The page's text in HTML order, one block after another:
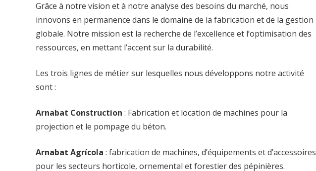
Grâce à notre vision et à notre analyse des besoins du marché, nous
innovons en permanence dans le domaine de la fabrication et de la gestion
globale. Notre mission est la recherche de l’excellence et l’optimisation des
ressources, en mettant l’accent sur la durabilité.
Les trois lignes de métier sur lesquelles nous développons notre activité
sont :
Arnabat Construction : Fabrication et location de machines pour la
projection et le pompage du béton.
Arnabat Agrícola : fabrication de machines, d’équipements et d’accessoires
pour les secteurs horticole, ornemental et forestier des pépinières.